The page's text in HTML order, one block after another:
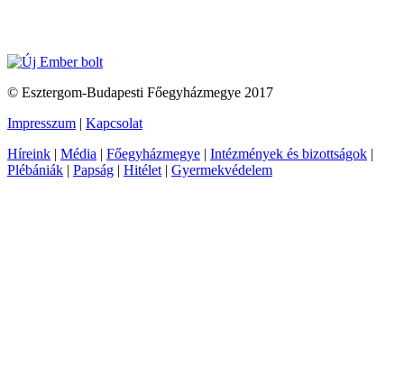
© Esztergom-Budapesti Főegyházmegye 2017
Impresszum | Kapcsolat
Híreink | Média | Főegyházmegye | Intézmények és bizottságok |
Plébániák | Papság | Hitélet | Gyermekvédelem